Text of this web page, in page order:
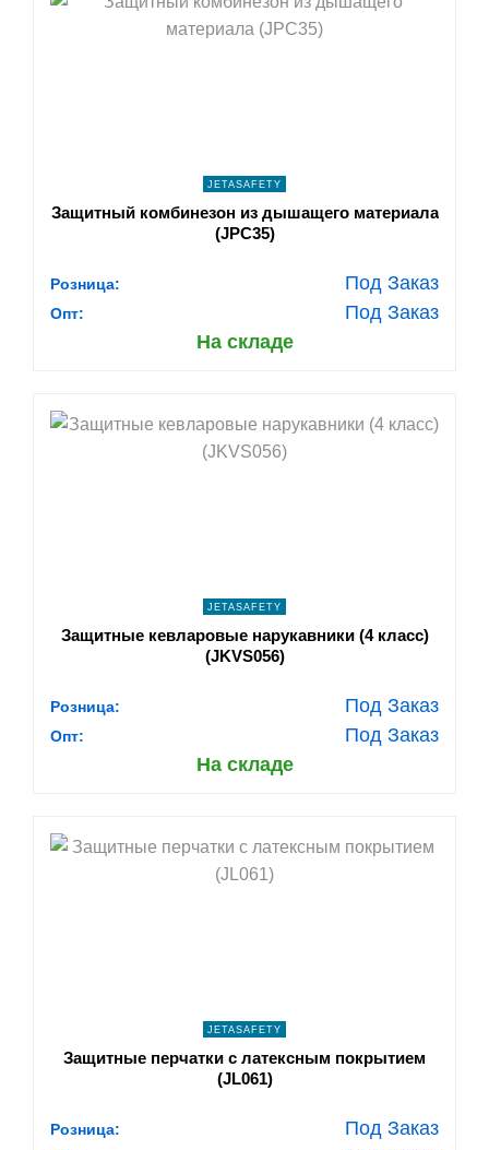
shopping_cart В КОРЗИНУ
JETASAFETY
Защитный комбинезон из дышащего материала
(JPC35)
Розница: Под Заказ
Опт:
Под Заказ
На складе
shopping_cart В КОРЗИНУ
JETASAFETY
Защитные кевларовые нарукавники (4 класс)
(JKVS056)
Розница: Под Заказ
Опт:
Под Заказ
На складе
shopping_cart В КОРЗИНУ
JETASAFETY
Защитные перчатки с латексным покрытием
(JL061)
Розница: Под Заказ